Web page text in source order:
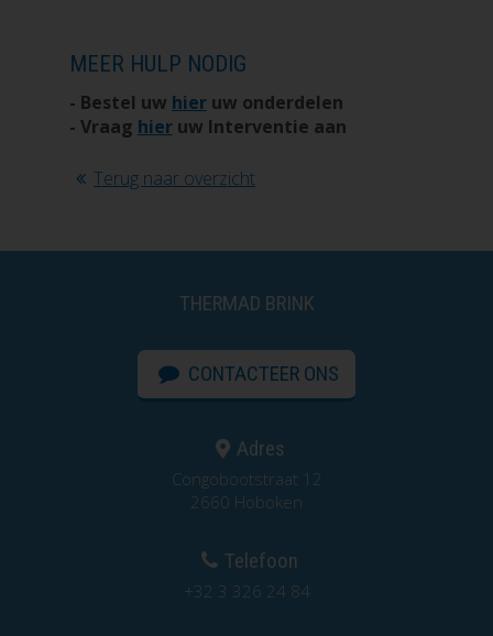
MEER HULP NODIG
- Bestel uw hieruw onderdelen
- Vraag hieruw Interventie aan
Terug naar overzicht
THERMAD BRINK
CONTACTEER ONS
Adres
Congobootstraat 12
2660 Hoboken
Telefoon
+32 3 326 24 84